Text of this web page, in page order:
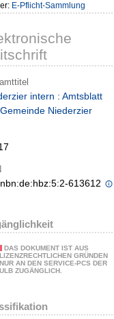
E-Pflicht-Sammlung
intern : Amtsblatt
Niederzier
613612
DAS DOKUMENT IST AUS
LIZENZRECHTLICHEN GRÜNDEN
NUR AN DEN SERVICE-PCS DER
ULB ZUGÄNGLICH.